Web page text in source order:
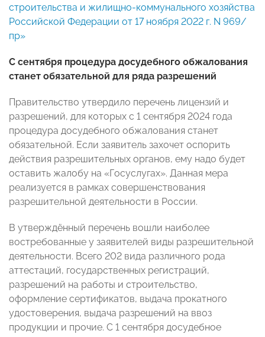
строительства и жилищно-коммунального хозяйства
Российской Федерации от 17 ноября 2022 г. N 969/
пр»
С сентября процедура досудебного обжалования
станет обязательной для ряда разрешений
Правительство утвердило перечень лицензий и
разрешений, для которых с 1 сентября 2024 года
процедура досудебного обжалования станет
обязательной. Если заявитель захочет оспорить
действия разрешительных органов, ему надо будет
оставить жалобу на «Госуслугах». Данная мера
реализуется в рамках совершенствования
разрешительной деятельности в России.
В утверждённый перечень вошли наиболее
востребованные у заявителей виды разрешительной
деятельности. Всего 202 вида различного рода
аттестаций, государственных регистраций,
разрешений на работы и строительство,
оформление сертификатов, выдача прокатного
удостоверения, выдача разрешений на ввоз
продукции и прочие. С 1 сентября досудебное